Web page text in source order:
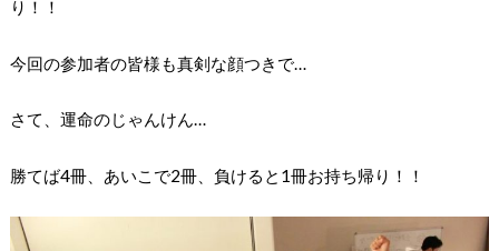
り！！
今回の参加者の皆様も真剣な顔つきで…
さて、運命のじゃんけん…
勝てば4冊、あいこで2冊、負けると1冊お持ち帰り！！